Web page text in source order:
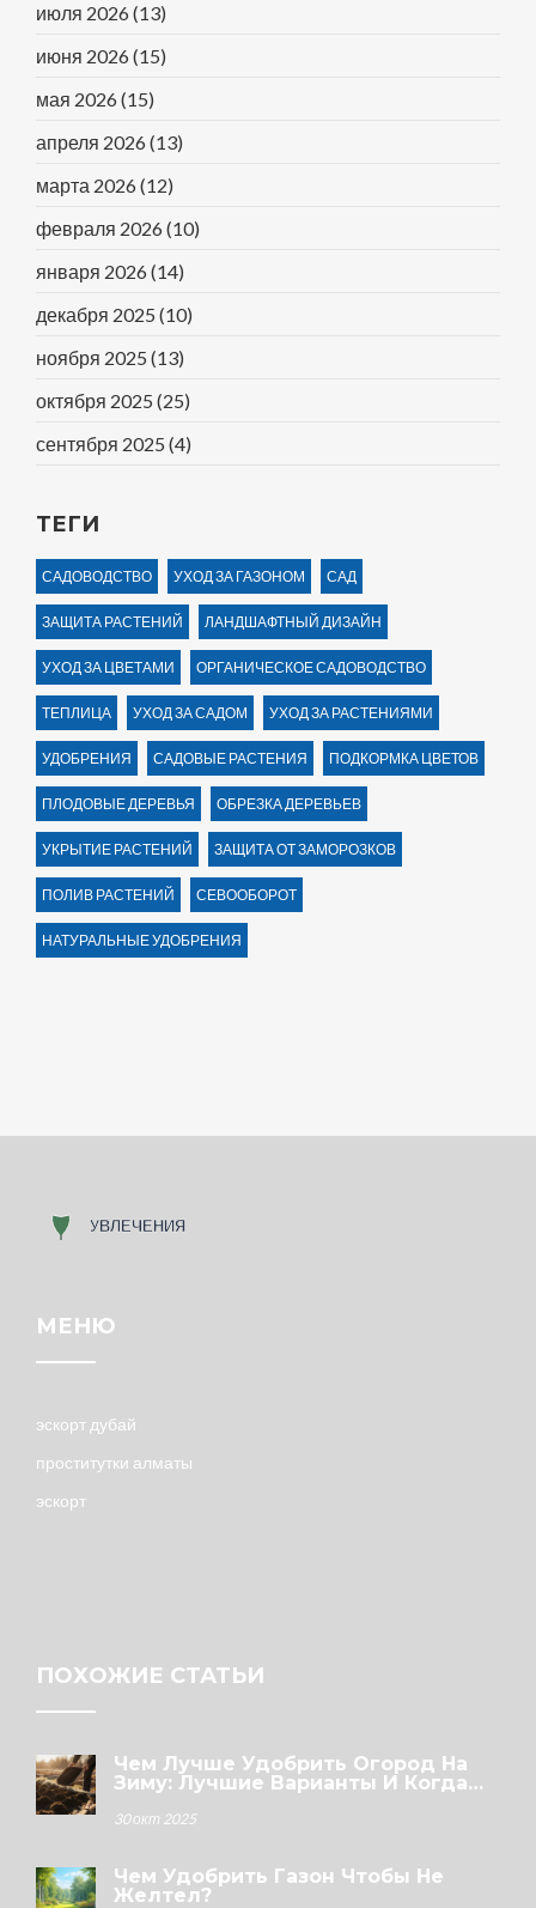
июля 2026 (13)
июня 2026 (15)
мая 2026 (15)
апреля 2026 (13)
марта 2026 (12)
февраля 2026 (10)
января 2026 (14)
декабря 2025 (10)
ноября 2025 (13)
октября 2025 (25)
сентября 2025 (4)
ТЕГИ
САДОВОДСТВО УХОД ЗА ГАЗОНОМ САД
ЗАЩИТА РАСТЕНИЙ ЛАНДШАФТНЫЙ ДИЗАЙН
УХОД ЗА ЦВЕТАМИ ОРГАНИЧЕСКОЕ САДОВОДСТВО
ТЕПЛИЦА УХОД ЗА САДОМ УХОД ЗА РАСТЕНИЯМИ
УДОБРЕНИЯ САДОВЫЕ РАСТЕНИЯ ПОДКОРМКА ЦВЕТОВ
ПЛОДОВЫЕ ДЕРЕВЬЯ ОБРЕЗКА ДЕРЕВЬЕВ
УКРЫТИЕ РАСТЕНИЙ ЗАЩИТА ОТ ЗАМОРОЗКОВ
ПОЛИВ РАСТЕНИЙ СЕВООБОРОТ
НАТУРАЛЬНЫЕ УДОБРЕНИЯ
МЕНЮ
эскорт дубай
проститутки алматы
эскорт
ПОХОЖИЕ СТАТЬИ
Чем Лучше Удобрить Огород На
Зиму: Лучшие Варианты И Когда
30 окт 2025
Чем Удобрить Газон Чтобы Не
Желтел?